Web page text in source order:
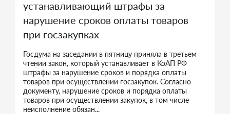
устанавливающий штрафы за
нарушение сроков оплаты товаров
при госзакупках
Госдума на заседании в пятницу приняла в третьем
чтении закон, который устанавливает в КоАП РФ
штрафы за нарушение сроков и порядка оплаты
товаров при осуществлении госзакупок. Согласно
документу, нарушение сроков и порядка оплаты
товаров при осуществлении закупок, в том числе
неисполнение обязан...